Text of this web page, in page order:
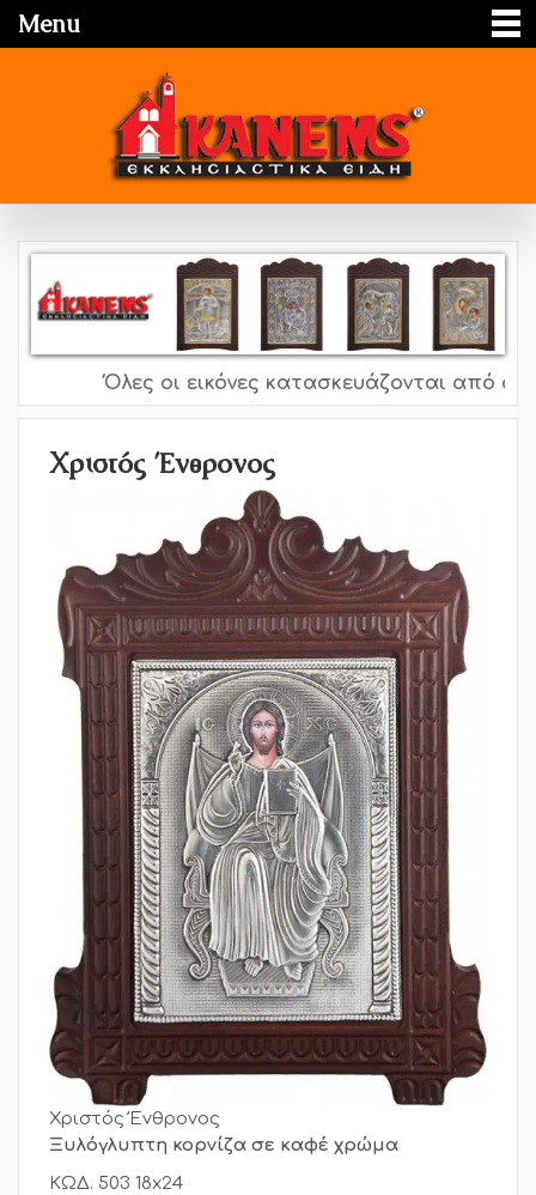
Menu
Όλες οι εικόνες κατασκευάζονται από
Χριστός Ένθρονος
Χριστός Ένθρονος
Ξυλόγλυπτη κορνίζα σε καφέ χρώμα
ΚΩΔ. 503 18x24